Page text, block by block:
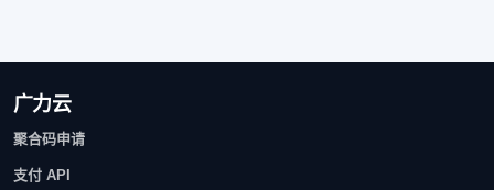
广力云
聚合码申请
支付 API